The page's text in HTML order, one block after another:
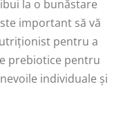
la o bunăstare
important să vă
pentru a
prebiotice pentru
individuale și